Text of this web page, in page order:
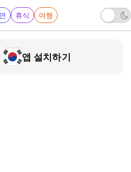
휴식 여행
To Social Media
앱 설치하기